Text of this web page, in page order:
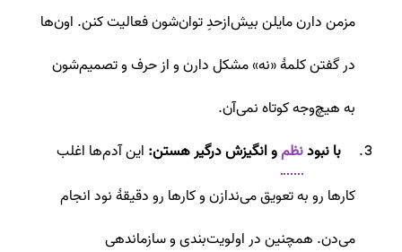
مزمن دارن مایلن بیش‌از‌حدِ توان‌شون فعالیت کنن. اون‌ها
در گفتن کلمۀ «نه» مشکل دارن و از حرف و تصمیم‌شون
به‌ هیچ‌وجه کوتاه نمی‌آن.
با نبودنظمو انگیزش درگیر هستن: این آدم‌ها اغلب
کارها رو به تعویق می‌ندازن و کارها رو دقیقۀ نود انجام
می‌دن. همچنین در اولویت‌بندی و سازماندهی